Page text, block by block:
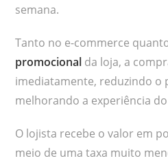
semana.
Tanto no e-commerce
promocional da loja, a
imediatamente, reduzindo o
melhorando a experiência
O lojista recebe o valor em
meio de uma taxa muito